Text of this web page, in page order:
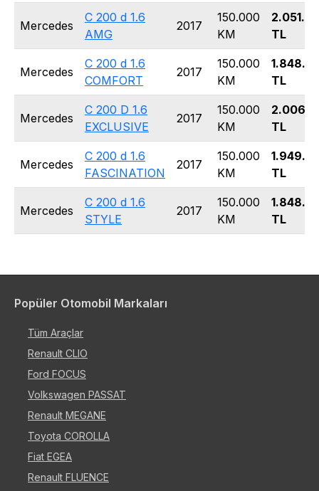
Mercedes
C 200 d 1.6
AMG
2017
150.000
KM
TL
Mercedes
C 200 d 1.6
COMFORT
2017
150.000
KM
TL
Mercedes
C 200 D 1.6
EXCLUSIVE
2017
150.000
KM
TL
Mercedes
C 200 d 1.6
FASCINATION
2017
150.000
KM
TL
Mercedes
C 200 d 1.6
STYLE
2017
150.000
KM
TL
Popüler Otomobil Markaları
Tüm Araçlar
Renault CLIO
Ford FOCUS
Volkswagen PASSAT
Renault MEGANE
Toyota COROLLA
Fiat EGEA
Renault FLUENCE